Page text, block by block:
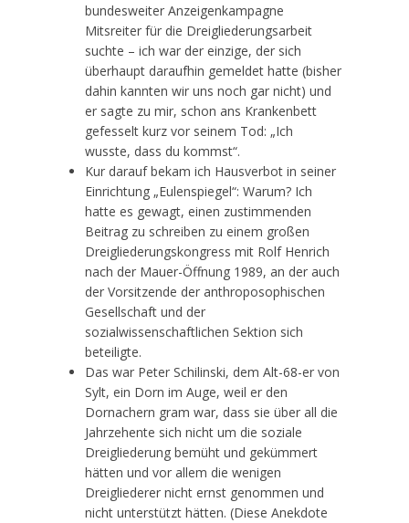
bundesweiter Anzeigenkampagne
Mitsreiter für die Dreigliederungsarbeit
suchte – ich war der einzige, der sich
überhaupt daraufhin gemeldet hatte (bisher
dahin kannten wir uns noch gar nicht) und
er sagte zu mir, schon ans Krankenbett
gefesselt kurz vor seinem Tod: „Ich
wusste, dass du kommst“.
Kur darauf bekam ich Hausverbot in seiner
Einrichtung „Eulenspiegel“: Warum? Ich
hatte es gewagt, einen zustimmenden
Beitrag zu schreiben zu einem großen
Dreigliederungskongress mit Rolf Henrich
nach der Mauer-Öffnung 1989, an der auch
der Vorsitzende der anthroposophischen
Gesellschaft und der
sozialwissenschaftlichen Sektion sich
beteiligte.
Das war Peter Schilinski, dem Alt-68-er von
Sylt, ein Dorn im Auge, weil er den
Dornachern gram war, dass sie über all die
Jahrzehente sich nicht um die soziale
Dreigliederung bemüht und gekümmert
hätten und vor allem die wenigen
Dreigliederer nicht ernst genommen und
nicht unterstützt hätten. (Diese Anekdote